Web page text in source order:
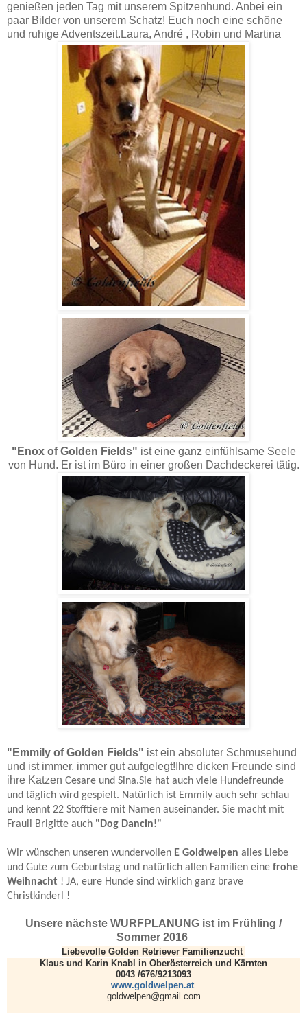
genießen jeden Tag mit unserem Spitzenhund. Anbei ein
paar Bilder von unserem Schatz! Euch noch eine schöne
und ruhige Adventszeit.Laura, André , Robin und Martina
"Enox of Golden Fields" ist eine ganz einfühlsame Seele
von Hund. Er ist im Büro in einer großen Dachdeckerei tätig.
"Emmily of Golden Fields" ist ein absoluter Schmusehund
und ist immer, immer gut aufgelegt!Ihre dicken Freunde sind
ihre Katzen Cesare und Sina.Sie hat auch viele Hundefreunde
und täglich wird gespielt. Natürlich ist Emmily auch sehr schlau
und kennt 22 Stofftiere mit Namen auseinander. Sie macht mit
Frauli Brigitte auch "Dog Dancin!"
Wir wünschen unseren wundervollen E Goldwelpen alles Liebe
und Gute zum Geburtstag und natürlich allen Familien eine frohe
Weihnacht ! JA, eure Hunde sind wirklich ganz brave
Christkinderl !
Unsere nächste WURFPLANUNG ist im Frühling /
Sommer 2016
Liebevolle Golden Retriever Familienzucht
Klaus und Karin Knabl in Oberösterreich und Kärnten
0043 /676/9213093
www.goldwelpen.at
goldwelpen@gmail.com